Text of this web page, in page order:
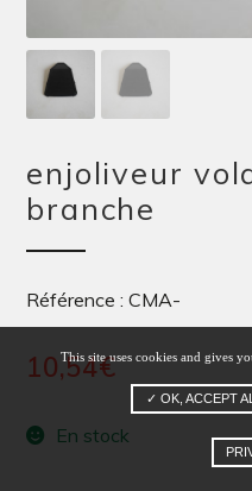
enjoliveur
branche
Référence : CMA-
10,54€
En stock
This site uses cookies and gives
✓ OK, ACCEPT